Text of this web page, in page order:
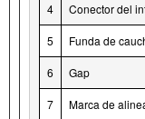
4 Conector del
5 Funda de
6 Gap
7 Marca de